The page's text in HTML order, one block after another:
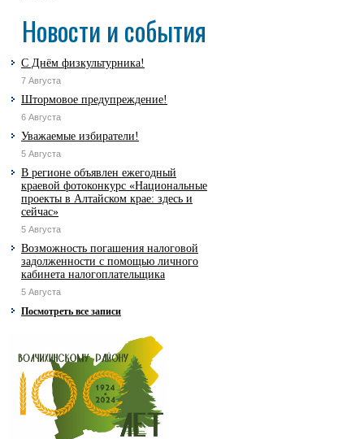
Новости и события
С Днём физкультурника!
7 Августа
Штормовое предупреждение!
6 Августа
Уважаемые избиратели!
5 Августа
В регионе объявлен ежегодный
краевой фотоконкурс «Национальные
проекты в Алтайском крае: здесь и
сейчас»
5 Августа
Возможность погашения налоговой
задолженности с помощью личного
кабинета налогоплательщика
5 Августа
Посмотреть все записи